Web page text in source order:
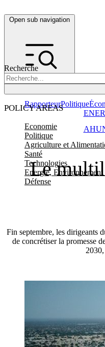
Open sub navigation
Recherche
POLICY AREAS
Economie
Politique
Agriculture et
Santé
Technologies
Energie, Environnement
Défense
RapporteurPolitique
Le
Fin septembre, les dirigeants
de concrétiser la promesse